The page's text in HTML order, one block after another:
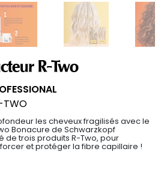
R-Two
TWO
les cheveux fragilisés avec le
Bonacure de Schwarzkopf
de trois produits R-Two, pour
et protéger la fibre capillaire !